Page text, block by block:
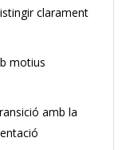
clarament
motius
amb la